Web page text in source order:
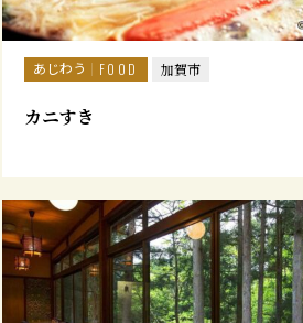
あじわう FOOD 加賀市
カニすき